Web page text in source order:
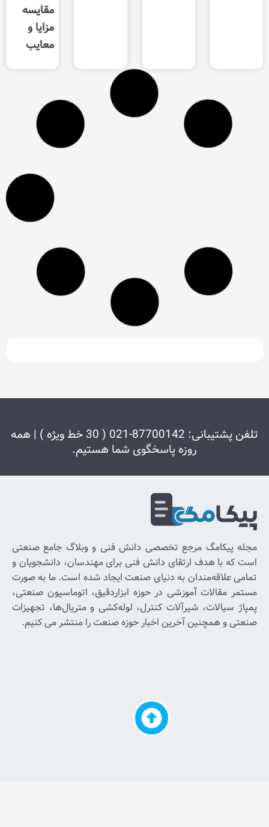
تلفن پشتیبانی: 87700142-021 ( 30 خط ویژه ) | همه
پاسخگوی شما هستیم.
تخصصی دانش فنی و وبلاگ جامع صنعتی
دانش فنی برای مهندسان، دانشجویان و
به دنیای صنعت ایجاد شده است. ما به صورت
در حوزه ابزاردقیق، اتوماسیون صنعتی،
کنترل، لوله‌کشی و متریال‌ها، تجهیزات
اخبار حوزه صنعت را منتشر می کنیم.
اجتماعی
برای
با
خبر
شدن
از
آخرین